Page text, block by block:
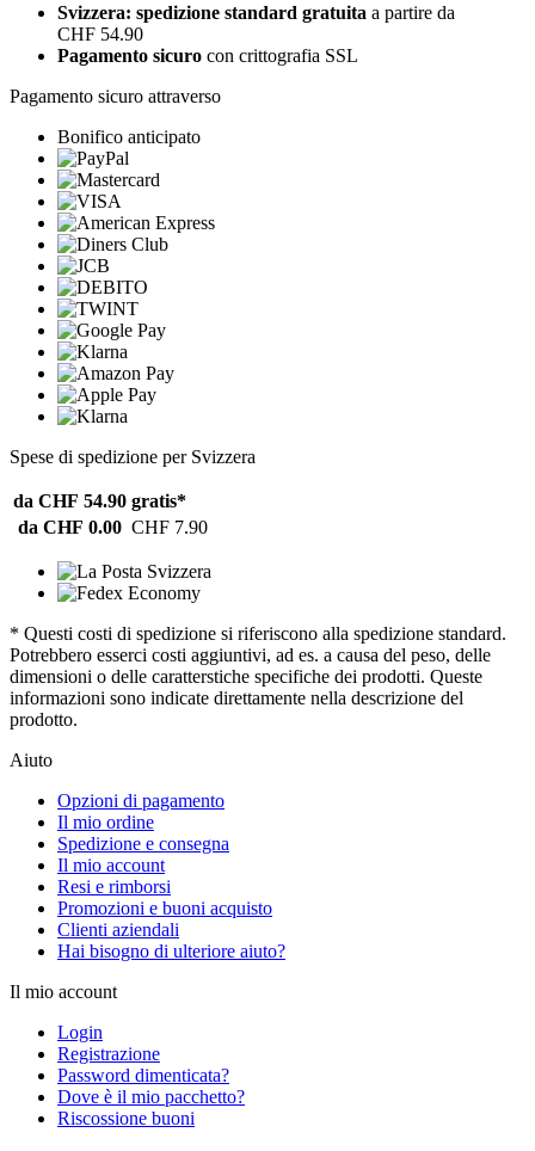
Svizzera: spedizione standard gratuita a partire da
CHF 54.90
Pagamento sicuro con crittografia SSL
Pagamento sicuro attraverso
Bonifico anticipato
Spese di spedizione per Svizzera
da CHF 54.90 gratis*
da CHF 0.00 CHF 7.90
* Questi costi di spedizione si riferiscono alla spedizione standard.
Potrebbero esserci costi aggiuntivi, ad es. a causa del peso, delle
dimensioni o delle caratterstiche specifiche dei prodotti. Queste
informazioni sono indicate direttamente nella descrizione del
prodotto.
Aiuto
Opzioni di pagamento
Il mio ordine
Spedizione e consegna
Il mio account
Resi e rimborsi
Promozioni e buoni acquisto
Clienti aziendali
Hai bisogno di ulteriore aiuto?
Il mio account
Login
Registrazione
Password dimenticata?
Dove è il mio pacchetto?
Riscossione buoni